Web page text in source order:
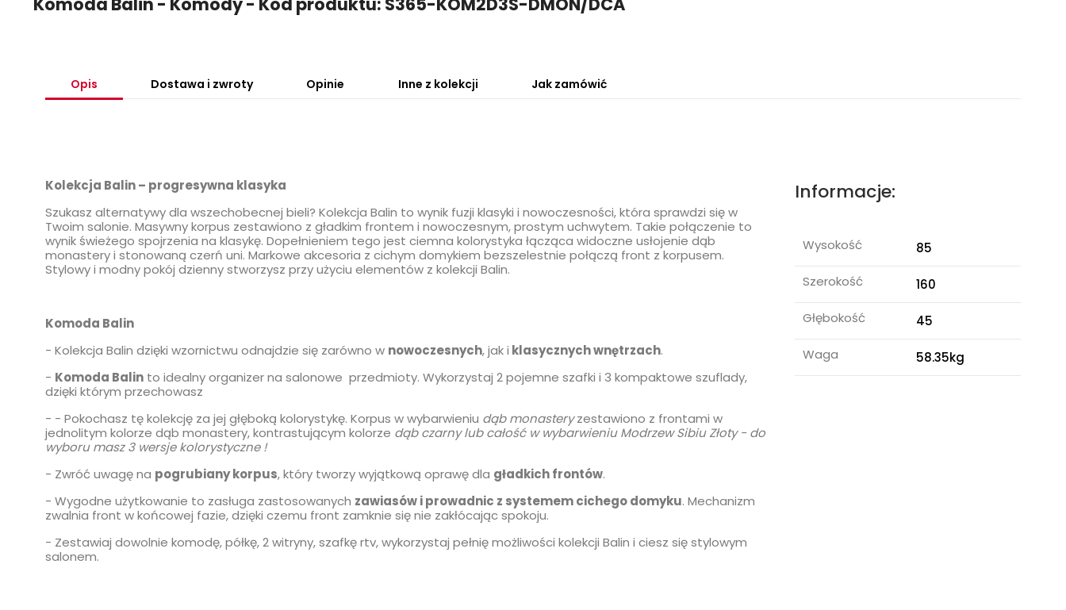
Opis Dostawa i zwroty Opinie Inne z kolekcji Jak zamówić
Kolekcja Balin – progresywna klasyka
Szukasz alternatywy dla wszechobecnej bieli? Kolekcja Balin to wynik fuzji klasyki i nowoczesności, która sprawdzi się w
Twoim salonie. Masywny korpus zestawiono z gładkim frontem i nowoczesnym, prostym uchwytem. Takie połączenie to
wynik świeżego spojrzenia na klasykę. Dopełnieniem tego jest ciemna kolorystyka łącząca widoczne usłojenie dąb
monastery i stonowaną czerń uni. Markowe akcesoria z cichym domykiem bezszelestnie połączą front z korpusem.
Stylowy i modny pokój dzienny stworzysz przy użyciu elementów z kolekcji Balin.
Komoda Balin
- Kolekcja Balin dzięki wzornictwu odnajdzie się zarówno w nowoczesnych, jak i klasycznych wnętrzach.
- Komoda Balin to idealny organizer na salonowe przedmioty. Wykorzystaj 2 pojemne szafki i 3 kompaktowe szuflady,
dzięki którym przechowasz
- - Pokochasz tę kolekcję za jej głęboką kolorystykę. Korpus w wybarwieniu dąb monasteryzestawiono z frontami w
jednolitym kolorze dąb monastery, kontrastującym kolorze dąb czarny lub całość w wybarwieniu Modrzew Sibiu Złoty - do
wyboru masz 3 wersje kolorystyczne !
- Zwróć uwagę na pogrubiany korpus, który tworzy wyjątkową oprawę dla gładkich frontów.
- Wygodne użytkowanie to zasługa zastosowanych zawiasów i prowadnic z systemem cichego domyku. Mechanizm
zwalnia front w końcowej fazie, dzięki czemu front zamknie się nie zakłócając spokoju.
- Zestawiaj dowolnie komodę, półkę, 2 witryny, szafkę rtv, wykorzystaj pełnię możliwości kolekcji Balin i ciesz się stylowym
salonem.
Informacje:
Wysokość
85
Szerokość
160
Głębokość
45
Waga
58.35kg